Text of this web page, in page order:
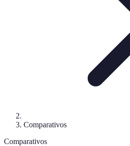
Comparativos
Comparativos